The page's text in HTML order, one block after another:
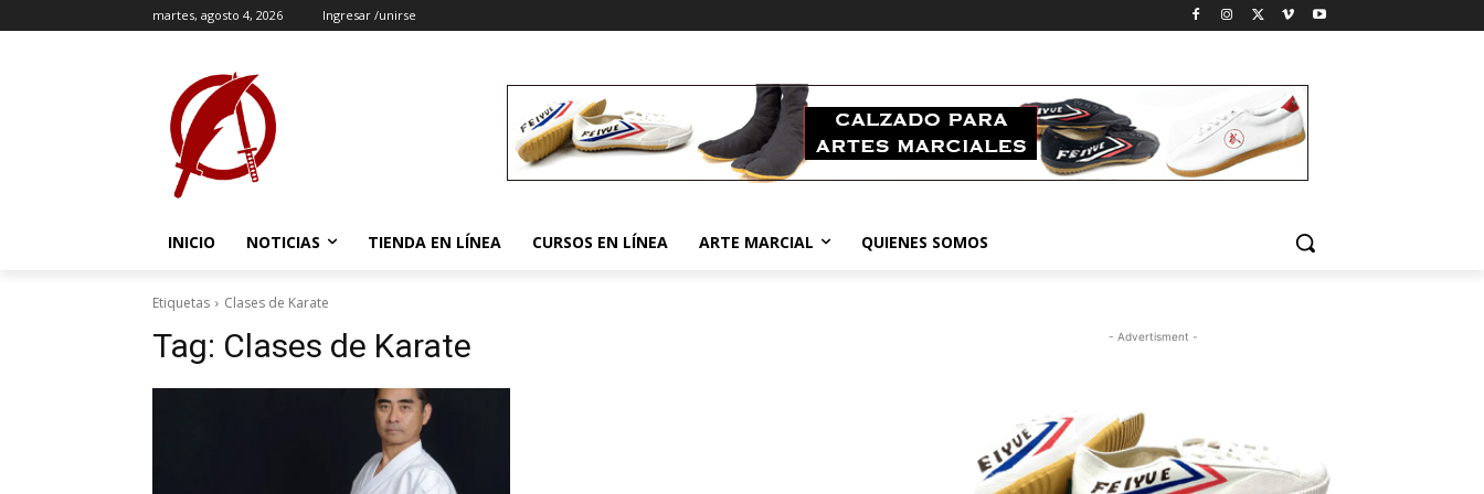
martes, agosto 4, 2026 Ingresar /unirse
INICIO NOTICIAS TIENDA EN LÍNEA CURSOS EN LÍNEA ARTE MARCIAL QUIENES SOMOS
Etiquetas Clases de Karate
Tag: Clases de Karate - Advertisment -